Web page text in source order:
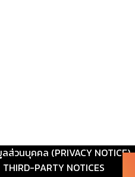
ส่วนบุคคล (PRIVACY NOTICE)
THIRD-PARTY NOTICES